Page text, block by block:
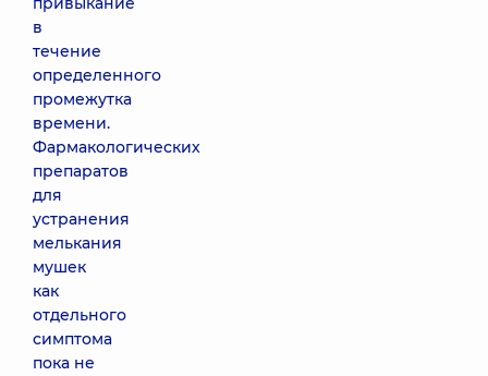
в
течение
определенного
промежутка
времени.
Фармакологических
препаратов
для
устранения
мелькания
мушек
как
отдельного
симптома
пока не